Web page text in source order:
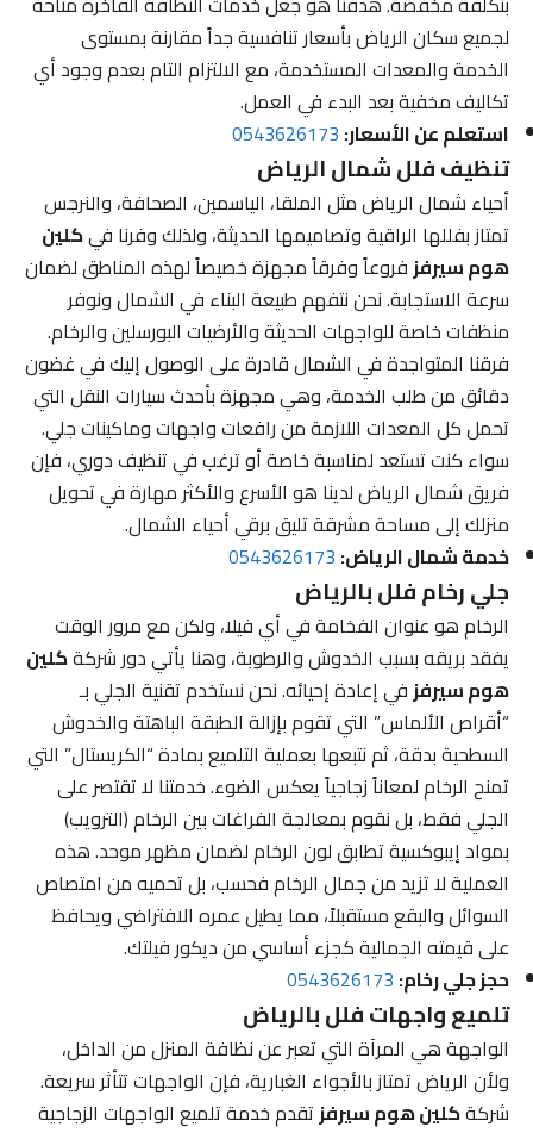
لجميع سكان الرياض بأسعار تنافسية جداً مقارنة بمستوى
الخدمة والمعدات المستخدمة، مع الالتزام التام بعدم وجود أي
تكاليف مخفية بعد البدء في العمل.
استعلم عن الأسعار:0543626173
تنظيف فلل شمال الرياض
أحياء شمال الرياض مثل الملقا، الياسمين، الصحافة، والنرجس
تمتاز بفللها الراقية وتصاميمها الحديثة، ولذلك وفرنا فيكلين
هوم سيرفزفروعاً وفرقاً مجهزة خصيصاً لهذه المناطق لضمان
سرعة الاستجابة. نحن نتفهم طبيعة البناء في الشمال ونوفر
منظفات خاصة للواجهات الحديثة والأرضيات البورسلين والرخام.
فرقنا المتواجدة في الشمال قادرة على الوصول إليك في غضون
دقائق من طلب الخدمة، وهي مجهزة بأحدث سيارات النقل التي
تحمل كل المعدات اللازمة من رافعات واجهات وماكينات جلي.
سواء كنت تستعد لمناسبة خاصة أو ترغب في تنظيف دوري، فإن
فريق شمال الرياض لدينا هو الأسرع والأكثر مهارة في تحويل
منزلك إلى مساحة مشرقة تليق برقي أحياء الشمال.
خدمة شمال الرياض:0543626173
جلي رخام فلل بالرياض
الرخام هو عنوان الفخامة في أي فيلا، ولكن مع مرور الوقت
يفقد بريقه بسبب الخدوش والرطوبة، وهنا يأتي دور شركةكلين
هوم سيرفزفي إعادة إحيائه. نحن نستخدم تقنية الجلي بـ
“أقراص الألماس” التي تقوم بإزالة الطبقة الباهتة والخدوش
السطحية بدقة، ثم نتبعها بعملية التلميع بمادة “الكريستال” التي
تمنح الرخام لمعاناً زجاجياً يعكس الضوء. خدمتنا لا تقتصر على
الجلي فقط، بل نقوم بمعالجة الفراغات بين الرخام (الترويب)
بمواد إيبوكسية تطابق لون الرخام لضمان مظهر موحد. هذه
العملية لا تزيد من جمال الرخام فحسب، بل تحميه من امتصاص
السوائل والبقع مستقبلاً، مما يطيل عمره الافتراضي ويحافظ
على قيمته الجمالية كجزء أساسي من ديكور فيلتك.
حجز جلي رخام: 0543626173
تلميع واجهات فلل بالرياض
الواجهة هي المرآة التي تعبر عن نظافة المنزل من الداخل،
ولأن الرياض تمتاز بالأجواء الغبارية، فإن الواجهات تتأثر سريعة.
شركةكلين هوم سيرفزتقدم خدمة تلميع الواجهات الزجاجية